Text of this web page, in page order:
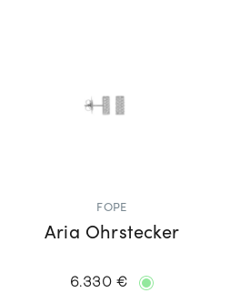
FOPE
Aria Ohrstecker
6.330 €